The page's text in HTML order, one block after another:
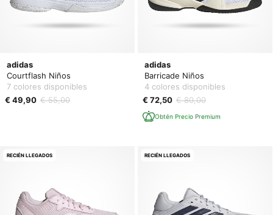
adidas
Courtflash Niños
7 colores disponibles
€ 49,90 € 55,00
adidas
Barricade Niños
4 colores disponibles
€ 72,50 € 80,00
Obtén Precio Premium
RECIÉN LLEGADOS RECIÉN LLEGADOS